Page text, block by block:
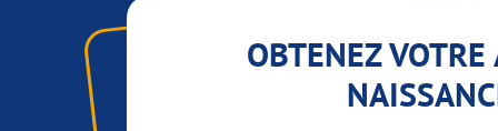
OBTENEZ VOTRE